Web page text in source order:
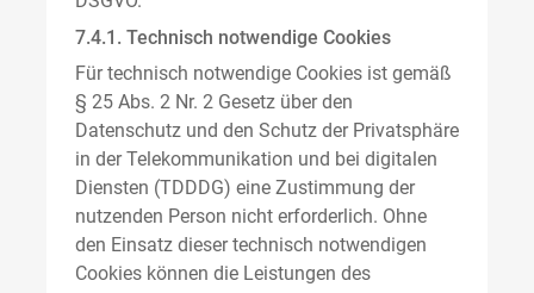
7.4.1. Technisch notwendige Cookies
Für technisch notwendige Cookies ist gemäß
§ 25 Abs. 2 Nr. 2 Gesetz über den
Datenschutz und den Schutz der Privatsphäre
in der Telekommunikation und bei digitalen
Diensten (TDDDG) eine Zustimmung der
nutzenden Person nicht erforderlich. Ohne
den Einsatz dieser technisch notwendigen
Cookies können die Leistungen des